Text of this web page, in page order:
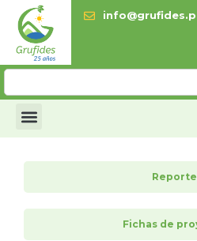
Fichas de